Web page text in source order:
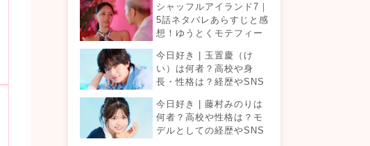
シャッフルアイランド7｜
5話ネタバレあらすじと感
想！ゆうとくモテフィー
ったが暴走！？
今日好き | 玉置慶（け
い）は何者？高校や身
長・性格は？経歴やSNS
今日好き | 藤村みのりは
何者？高校や性格は？モ
デルとしての経歴やSNS